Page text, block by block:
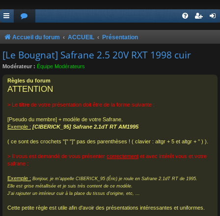
Accueil du forum ACCUEIL Présentation
[Le Bougnat] Safrane 2.5 20V RXT 1998 cuir
Modérateur : Équipe Modérateurs
Règles du forum
ATTENTION
> Le titre de votre présentation doit être de la forme suivante :
[Pseudo du membre] + modèle de votre Safrane.
Exemple : [CIBERICK_95] Safrane 2.1dT RT AM1995
( ce sont des crochets "[" "]" pas des parenthèses ! ( clavier : altgr + 5 et altgr + ° ) ).
> Il vous est demandé de vous présenter correctement et avec intérêt vous et votre
safrane :
Exemple : Bonjour, je m'appelle CIBERICK_95 (Éric) je roule en Safrane 2.1dT RT de 1995.
Elle est grise métallisée et je suis très content de ce modèle.
J'ai rajouter un intérieur cuir à la place du tissus d'origine, etc, ...
Cette petite règle est utile afin d'avoir des présentations intéressantes et uniformes.